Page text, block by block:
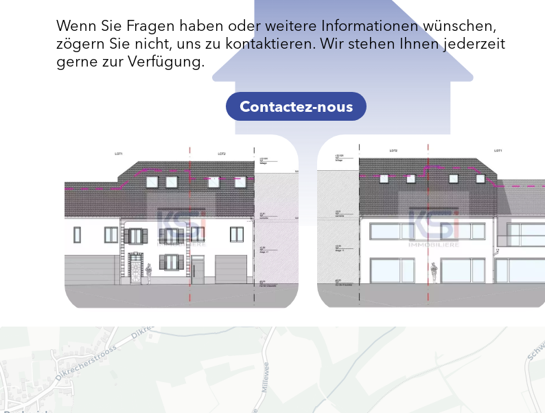
Wenn Sie Fragen haben oder weitere Informationen wünschen,
zögern Sie nicht, uns zu kontaktieren. Wir stehen Ihnen jederzeit
gerne zur Verfügung.
Contactez-nous